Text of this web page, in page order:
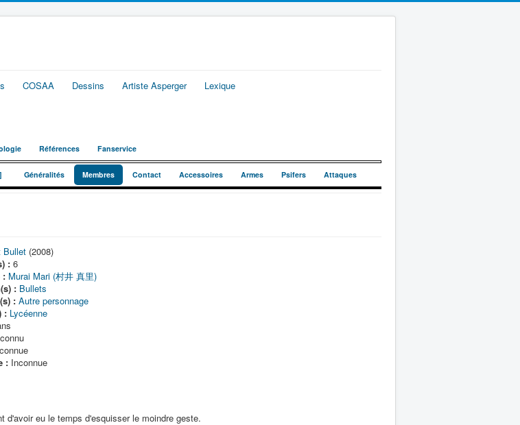
COSAA Dessins Artiste Asperger Lexique
Références Fanservice
Généralités Membres Contact Accessoires Armes Psifers Attaques
Bullet(2008)
:6
: Murai Mari (村井 真里)
: Bullets
: Autre personnage
: Lycéenne
:Inconnue
d'avoir eu le temps d'esquisser le moindre geste.